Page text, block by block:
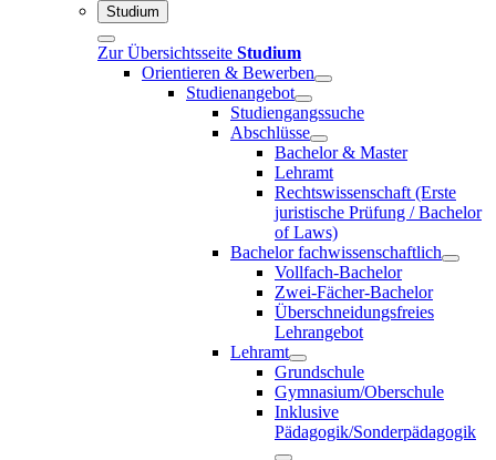
Studium
Zur Übersichtsseite Studium
Orientieren & Bewerben
Studienangebot
Studiengangssuche
Abschlüsse
Bachelor & Master
Lehramt
Rechtswissenschaft (Erste
juristische Prüfung / Bachelor
of Laws)
Bachelor fachwissenschaftlich
Vollfach-Bachelor
Zwei-Fächer-Bachelor
Überschneidungsfreies
Lehrangebot
Lehramt
Grundschule
Gymnasium/Oberschule
Inklusive
Pädagogik/Sonderpädagogik